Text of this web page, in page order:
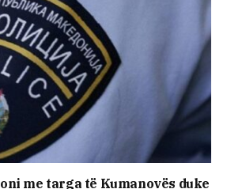
me targa të Kumanovës duke